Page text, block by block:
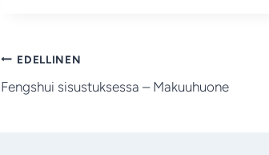
Artikkelien
selaus
EDELLINEN
Fengshui sisustuksessa – Makuuhuone